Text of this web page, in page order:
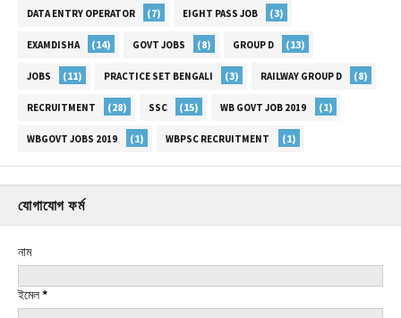
DATA ENTRY OPERATOR (7) EIGHT PASS JOB (3)
EXAMDISHA (14) GOVT JOBS (8) GROUP D (13)
JOBS (11) PRACTICE SET BENGALI (3) RAILWAY GROUP D (8)
RECRUITMENT (28) SSC (15) WB GOVT JOB 2019 (1)
WBGOVT JOBS 2019 (1) WBPSC RECRUITMENT (1)
যোগাযোগ ফর্ম
নাম
ইমেল*